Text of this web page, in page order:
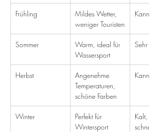
Frühling
Mildes Wetter,
weniger Touristen
Kann
Sommer
Warm, ideal für
Wassersport
Sehr heiß
Herbst
Angenehme
Temperaturen,
schöne Farben
Kann
Winter
Perfekt für
Wintersport
Kalt,
schneien